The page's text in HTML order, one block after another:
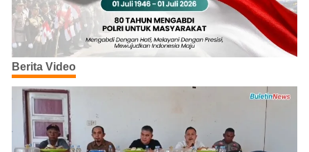
Berita Video